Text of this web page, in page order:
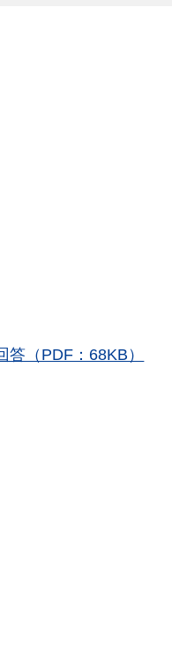
（PDF：68KB）